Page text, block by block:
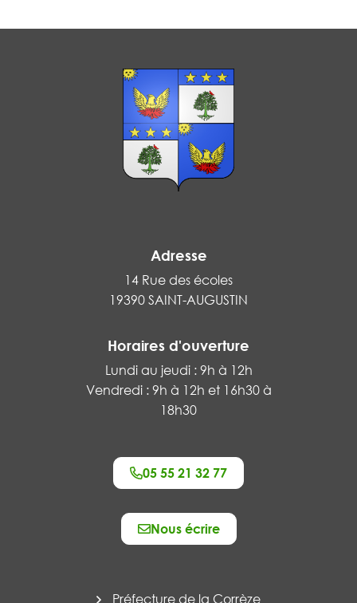
Adresse
14 Rue des écoles
19390 SAINT-AUGUSTIN
Horaires d'ouverture
Lundi au jeudi : 9h à 12h
Vendredi : 9h à 12h et 16h30 à
18h30
05 55 21 32 77
Nous écrire
Préfecture de la Corrèze